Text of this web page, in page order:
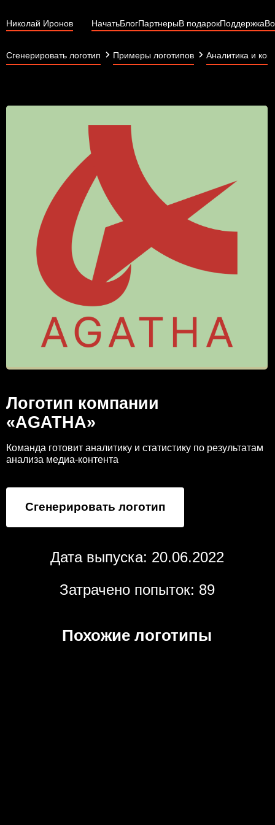
Николай Иронов НачатьБлогПартнерыВ подарокПоддержка
Сгенерировать логотип Примеры логотипов Аналитика и
Логотип компании
«AGATHA»
Команда готовит аналитику и статистику по результатам
анализа медиа-контента
Сгенерировать логотип
Дата выпуска: 20.06.2022
Затрачено попыток: 89
Похожие логотипы